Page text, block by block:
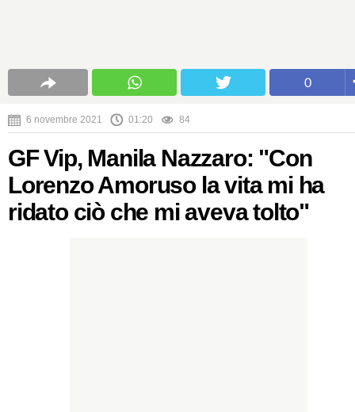
0
6 novembre 2021 01:20 84
GF Vip, Manila Nazzaro: "Con
Lorenzo Amoruso la vita mi ha
ridato ciò che mi aveva tolto"